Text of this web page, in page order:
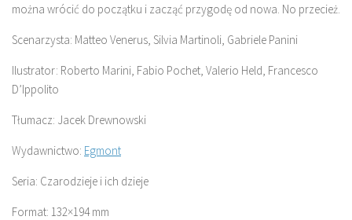
można wrócić do początku i zacząć przygodę od nowa. No przecież.
Scenarzysta: Matteo Venerus, Silvia Martinoli, Gabriele Panini
Ilustrator: Roberto Marini, Fabio Pochet, Valerio Held, Francesco
D’Ippolito
Tłumacz: Jacek Drewnowski
Wydawnictwo: Egmont
Seria: Czarodzieje i ich dzieje
Format: 132×194 mm